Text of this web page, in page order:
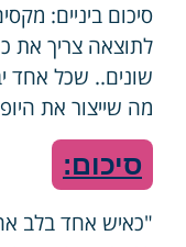
סיכום ביניים:
לתוצאה צריך את
שונים.. שכל אחד
מה שייצור את
סיכום:
"כאיש אחד בלב